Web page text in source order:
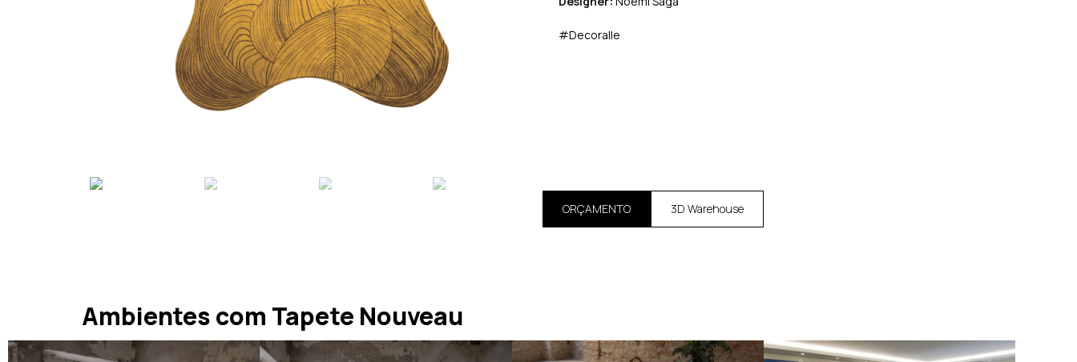
#Decoralle
ORÇAMENTO 3D Warehouse
Ambientes com Tapete Nouveau